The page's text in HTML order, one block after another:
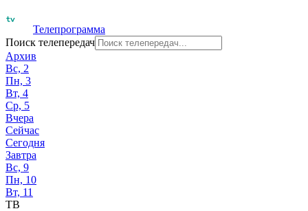
Телепрограмма
Поиск телепередач
Архив
Вс, 2
Пн, 3
Вт, 4
Ср, 5
Вчера
Сейчас
Сегодня
Завтра
Вс, 9
Пн, 10
Вт, 11
ТВ